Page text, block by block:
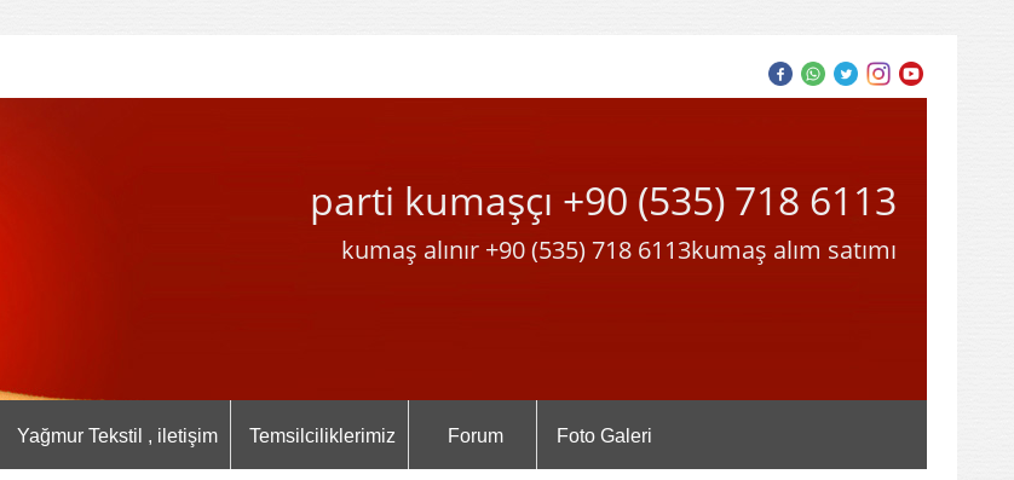
parti kumaşçı +90 (535) 718 6113
kumaş alınır +90 (535) 718 6113kumaş alım satımı
Yağmur Tekstil , iletişim Temsilciliklerimiz Forum Foto Galeri